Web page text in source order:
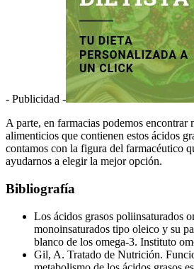
- Publicidad -
A parte, en farmacias podemos encontrar
alimenticios que contienen estos ácidos
contamos con la figura del farmacéutico
ayudarnos a elegir la mejor opción.
Bibliografía
Los ácidos grasos poliinsaturados
monoinsaturados tipo oleico y su
blanco de los omega-3. Instituto
Gil, A. Tratado de Nutrición.